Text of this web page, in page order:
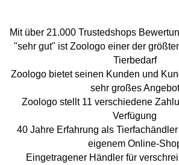
Mit über 21.000 Trustedshops
"sehr gut" ist Zoologo einer der
Tierbedarf
Zoologo bietet seinen Kunden und
sehr großes Angebot
Zoologo stellt 11 verschiedene
Verfügung
40 Jahre Erfahrung als
eigenem Online-
Eingetragener Händler für